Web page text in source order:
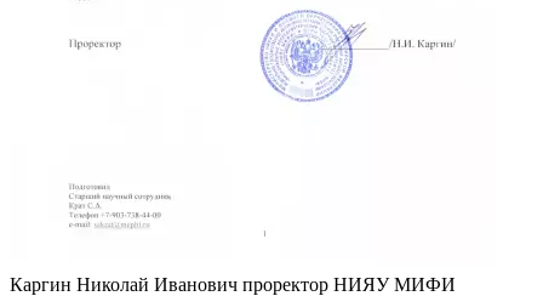
Каргин Николай Иванович проректор НИЯУ МИФИ